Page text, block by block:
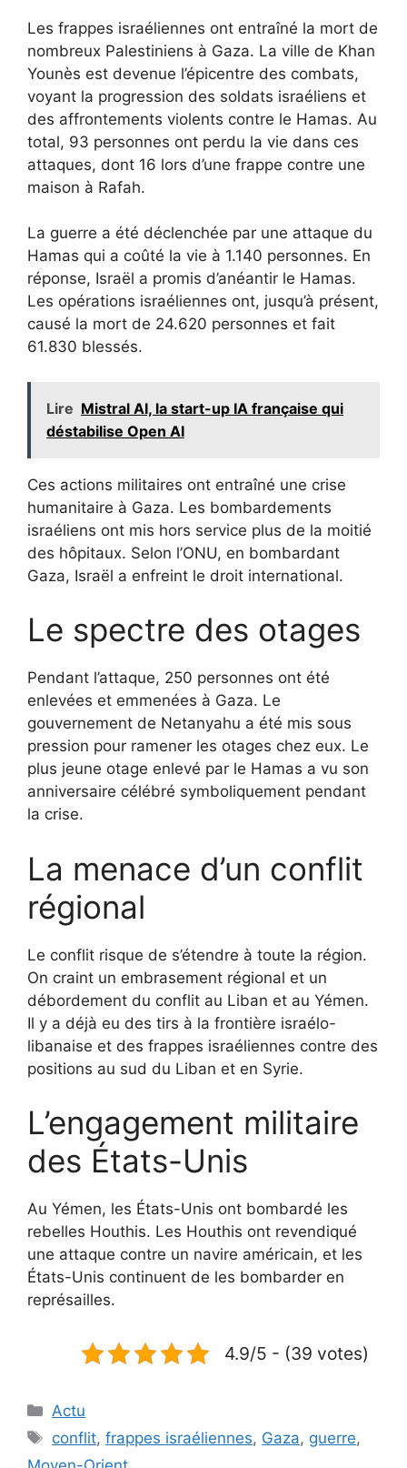
Les frappes israéliennes ont entraîné la mort de
nombreux Palestiniens à Gaza. La ville de Khan
Younès est devenue l’épicentre des combats,
voyant la progression des soldats israéliens et
des affrontements violents contre le Hamas. Au
total, 93 personnes ont perdu la vie dans ces
attaques, dont 16 lors d’une frappe contre une
maison à Rafah.
La guerre a été déclenchée par une attaque du
Hamas qui a coûté la vie à 1.140 personnes. En
réponse, Israël a promis d’anéantir le Hamas.
Les opérations israéliennes ont, jusqu’à présent,
causé la mort de 24.620 personnes et fait
61.830 blessés.
Lire Mistral AI, la start-up IA française qui
déstabilise Open AI
Ces actions militaires ont entraîné une crise
humanitaire à Gaza. Les bombardements
israéliens ont mis hors service plus de la moitié
des hôpitaux. Selon l’ONU, en bombardant
Gaza, Israël a enfreint le droit international.
Le spectre des otages
Pendant l’attaque, 250 personnes ont été
enlevées et emmenées à Gaza. Le
gouvernement de Netanyahu a été mis sous
pression pour ramener les otages chez eux. Le
plus jeune otage enlevé par le Hamas a vu son
anniversaire célébré symboliquement pendant
la crise.
La menace d’un conflit
régional
Le conflit risque de s’étendre à toute la région.
On craint un embrasement régional et un
débordement du conflit au Liban et au Yémen.
Il y a déjà eu des tirs à la frontière israélo-
libanaise et des frappes israéliennes contre des
positions au sud du Liban et en Syrie.
L’engagement militaire
des États-Unis
Au Yémen, les États-Unis ont bombardé les
rebelles Houthis. Les Houthis ont revendiqué
une attaque contre un navire américain, et les
États-Unis continuent de les bombarder en
représailles.
4.9/5 - (39 votes)
Catégories
Actu
Étiquettes
conflit,frappes israéliennes, Gaza, guerre,